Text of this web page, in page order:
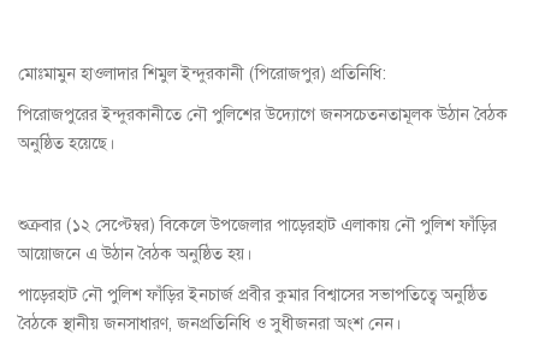
মোঃমামুন হাওলাদার শিমুল ইন্দুরকানী (পিরোজপুর) প্রতিনিধি:
পিরোজপুরের ইন্দুরকানীতে নৌ পুলিশের উদ্যোগে জনসচেতনতামূলক উঠান বৈঠক
অনুষ্ঠিত হয়েছে।
শুক্রবার (১২ সেপ্টেম্বর) বিকেলে উপজেলার পাড়েরহাট এলাকায় নৌ পুলিশ ফাঁড়ির
আয়োজনে এ উঠান বৈঠক অনুষ্ঠিত হয়।
পাড়েরহাট নৌ পুলিশ ফাঁড়ির ইনচার্জ প্রবীর কুমার বিশ্বাসের সভাপতিত্বে অনুষ্ঠিত
বৈঠকে স্থানীয় জনসাধারণ, জনপ্রতিনিধি ও সুধীজনরা অংশ নেন।